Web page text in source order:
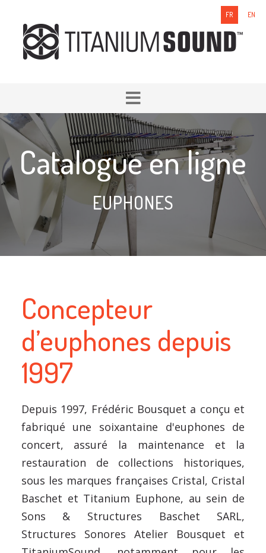
FR EN
Catalogue en ligne
EUPHONES
Concepteur
d’euphones depuis
1997
Depuis 1997, Frédéric Bousquet a conçu et
fabriqué une soixantaine d'euphones de
concert, assuré la maintenance et la
restauration de collections historiques,
sous les marques françaises Cristal, Cristal
Baschet et Titanium Euphone, au sein de
Sons & Structures Baschet SARL,
Structures Sonores Atelier Bousquet et